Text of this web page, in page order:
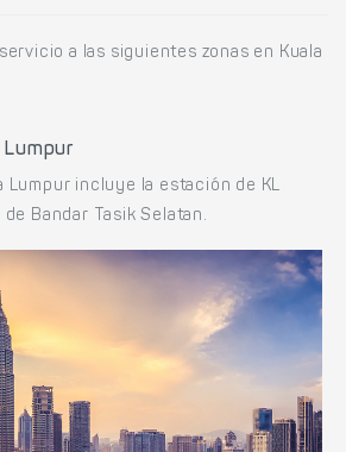
a las siguientes zonas en Kuala
Lumpur
Lumpur incluye la estación de KL
Bandar Tasik Selatan.